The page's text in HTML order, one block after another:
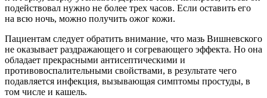
подействовал нужно не более трех часов. Если оставить его
на всю ночь, можно получить ожог кожи.
Пациентам следует обратить внимание, что мазь Вишневского
не оказывает раздражающего и согревающего эффекта. Но она
обладает прекрасными антисептическими и
противовоспалительными свойствами, в результате чего
подавляется инфекция, вызывающая симптомы простуды, в
том числе и кашель.